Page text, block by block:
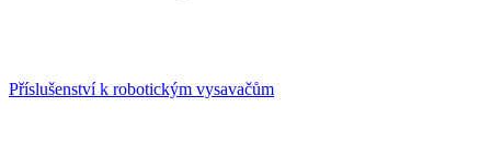
Příslušenství k robotickým vysavačům